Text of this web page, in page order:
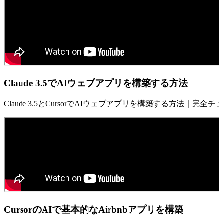
Claude 3.5でAIウェブアプリを構築する方法
Claude 3.5とCursorでAIウェブアプリを構築する方法｜完全チ
CursorのAIで基本的なAirbnbアプリを構築